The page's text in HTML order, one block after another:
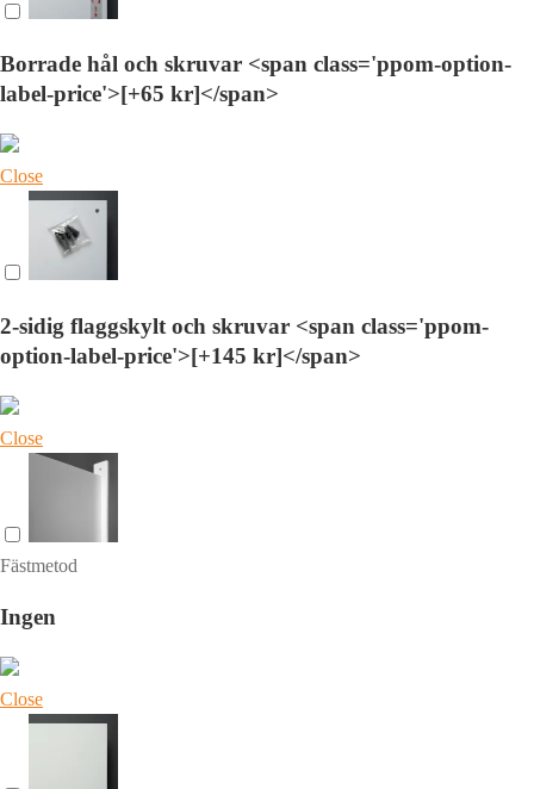
Borrade hål och skruvar <span class='ppom-option-
label-price'>[+65 kr]</span>
Close
2-sidig flaggskylt och skruvar <span class='ppom-
option-label-price'>[+145 kr]</span>
Close
Fästmetod
Ingen
Close